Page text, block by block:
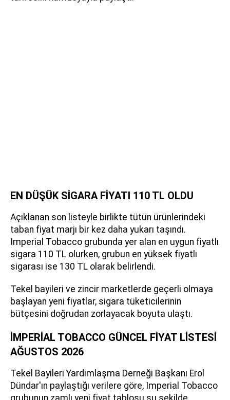
EN DÜŞÜK SİGARA FİYATI 110 TL OLDU
Açıklanan son listeyle birlikte tütün ürünlerindeki
taban fiyat marjı bir kez daha yukarı taşındı.
Imperial Tobacco grubunda yer alan en uygun fiyatlı
sigara 110 TL olurken, grubun en yüksek fiyatlı
sigarası ise 130 TL olarak belirlendi.
Tekel bayileri ve zincir marketlerde geçerli olmaya
başlayan yeni fiyatlar, sigara tüketicilerinin
bütçesini doğrudan zorlayacak boyuta ulaştı.
İMPERİAL TOBACCO GÜNCEL FİYAT LİSTESİ
AĞUSTOS 2026
Tekel Bayileri Yardımlaşma Derneği Başkanı Erol
Dündar'ın paylaştığı verilere göre, Imperial Tobacco
grubunun zamlı yeni fiyat tablosu şu şekilde